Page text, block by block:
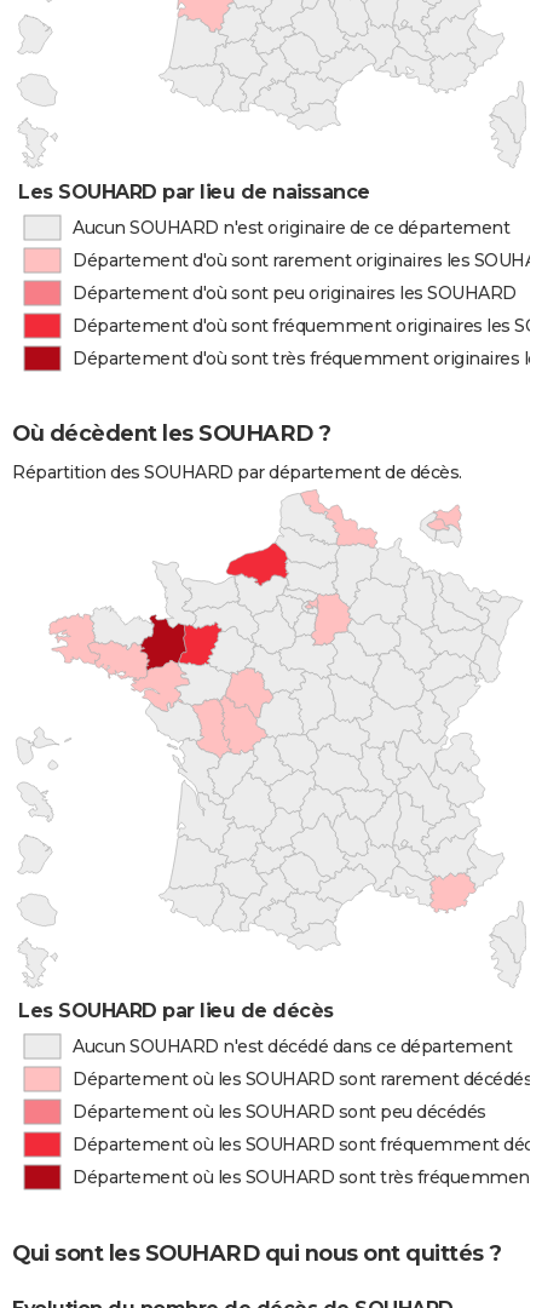
Les SOUHARD par lieu de naissance
Aucun SOUHARD n'est originaire de ce département
Département d'où sont rarement originaires les
Département d'où sont peu originaires les SOUHARD
Département d'où sont fréquemment originaires les
Département d'où sont très fréquemment originaires
Où décèdent les SOUHARD ?
Répartition des SOUHARD par département de décès.
Les SOUHARD par lieu de décès
Aucun SOUHARD n'est décédé dans ce département
Département où les SOUHARD sont rarement décédés
Département où les SOUHARD sont peu décédés
Département où les SOUHARD sont fréquemment
Département où les SOUHARD sont très fréquemment
Qui sont les SOUHARD qui nous ont quittés ?